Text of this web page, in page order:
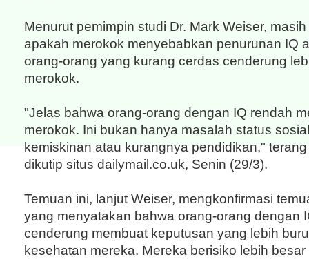
Menurut pemimpin studi Dr. Mark Weiser,
apakah merokok menyebabkan penurunan IQ
orang-orang yang kurang cerdas cenderung
merokok.
"Jelas bahwa orang-orang dengan IQ rendah
merokok. Ini bukan hanya masalah status
kemiskinan atau kurangnya pendidikan,"
dikutip situs dailymail.co.uk, Senin (29/3).
Temuan ini, lanjut Weiser, mengkonfirmasi
yang menyatakan bahwa orang-orang dengan
cenderung membuat keputusan yang lebih
kesehatan mereka. Mereka berisiko lebih